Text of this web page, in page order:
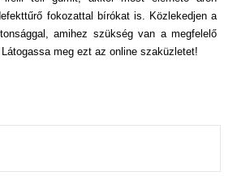
fokozattal bírókat is. Közlekedjen a
amihez szükség van a megfelelő
meg ezt az online szaküzletet!